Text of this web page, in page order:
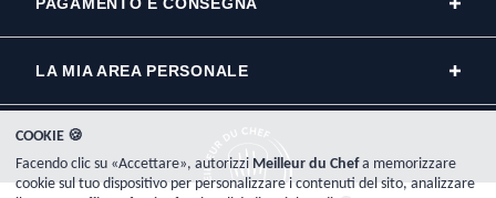
LA MIA AREA PERSONALE
COOKIE 🍪
Facendo clic su «Accettare», autorizzi Meilleur du Chefa memorizzare
cookie sul tuo dispositivo per personalizzare i contenuti del sito, analizzare